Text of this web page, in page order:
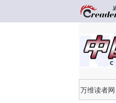
万维读者网